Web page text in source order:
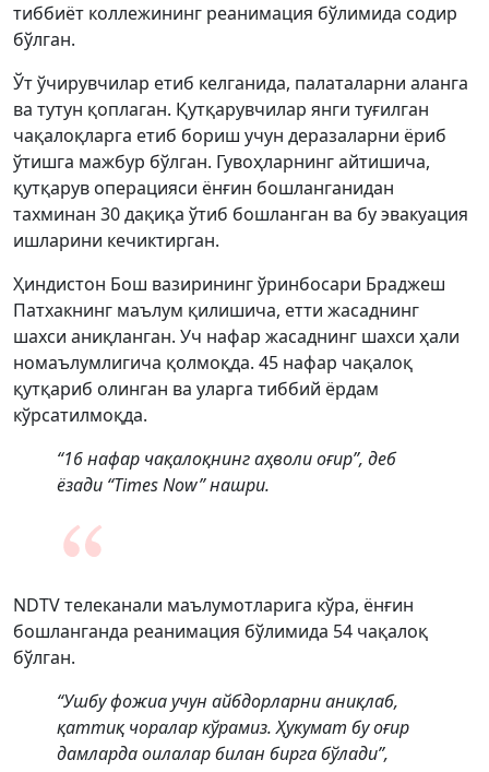
тиббиёт коллежининг реанимация бўлимида содир
бўлган.
Ўт ўчирувчилар етиб келганида, палаталарни аланга
ва тутун қоплаган. Қутқарувчилар янги туғилган
чақалоқларга етиб бориш учун деразаларни ёриб
ўтишга мажбур бўлган. Гувоҳларнинг айтишича,
қутқарув операцияси ёнғин бошланганидан
тахминан 30 дақиқа ўтиб бошланган ва бу эвакуация
ишларини кечиктирган.
Ҳиндистон Бош вазирининг ўринбосари Браджеш
Патхакнинг маълум қилишича, етти жасаднинг
шахси аниқланган. Уч нафар жасаднинг шахси ҳали
номаълумлигича қолмоқда. 45 нафар чақалоқ
қутқариб олинган ва уларга тиббий ёрдам
кўрсатилмоқда.
“16 нафар чақалоқнинг аҳволи оғир”, деб
ёзади “Times Now” нашри.
NDTV телеканали маълумотларига кўра, ёнғин
бошланганда реанимация бўлимида 54 чақалоқ
бўлган.
“Ушбу фожиа учун айбдорларни аниқлаб,
қаттиқ чоралар кўрамиз. Ҳукумат бу оғир
дамларда оилалар билан бирга бўлади”,